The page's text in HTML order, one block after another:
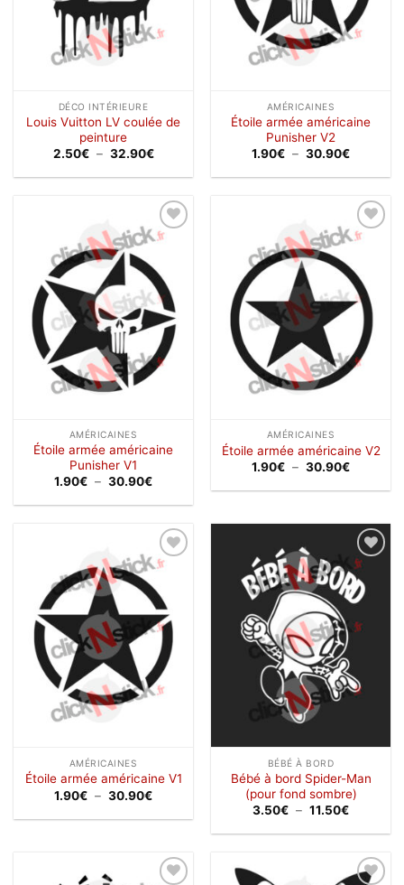
DÉCO INTÉRIEURE
Louis Vuitton LV coulée de
peinture
2.50€ – 32.90€Plage
prix :
32.90€
AMÉRICAINES
Étoile armée américaine
Punisher V2
1.90€ – 30.90€Plage
prix :
30.90€
Ajouter
wishlist
AMÉRICAINES
Étoile armée américaine
Punisher V1
1.90€ – 30.90€Plage
prix :
30.90€
Ajouter
wishlist
AMÉRICAINES
Étoile armée américaine V2
1.90€ – 30.90€Plage
prix :
30.90€
Ajouter
wishlist
AMÉRICAINES
Étoile armée américaine V1
1.90€ – 30.90€Plage
prix :
Ajouter
à la
wishlist
BÉBÉ À BORD
Bébé à bord Spider-Man
(pour fond sombre)
3.50€ – 11.50€Plage
prix :
11.50€